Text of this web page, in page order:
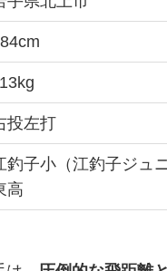
投左打
釣子小（江釣子ジュ
高